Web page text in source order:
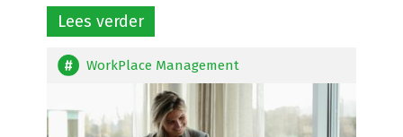
Lees verder
WorkPlace Management